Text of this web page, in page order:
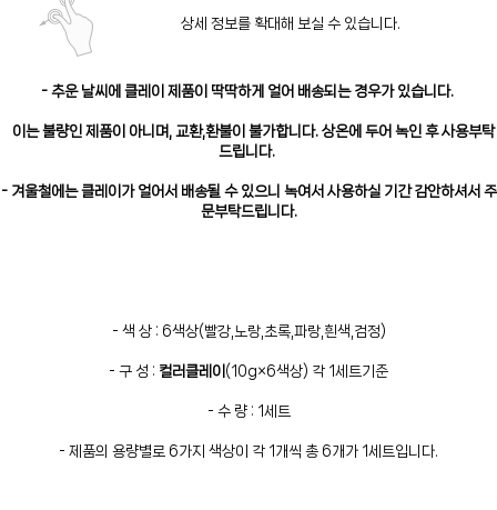
상세 정보를 확대해 보실 수 있습니다.
- 추운 날씨에 클레이 제품이 딱딱하게 얼어 배송되는 경우가 있습니다.
이는 불량인 제품이 아니며, 교환,환불이 불가합니다. 상온에 두어 녹인 후 사용부탁
드립니다.
- 겨울철에는 클레이가 얼어서 배송될 수 있으니 녹여서 사용하실 기간 감안하셔서 주
문부탁드립니다.
- 색 상 : 6색상(빨강,노랑,초록,파랑,흰색,검정)
- 구 성 : 컬러클레이 (10g×6색상) 각 1세트기준
- 수 량 : 1세트
- 제품의 용량별로 6가지 색상이 각 1개씩 총 6개가 1세트입니다.